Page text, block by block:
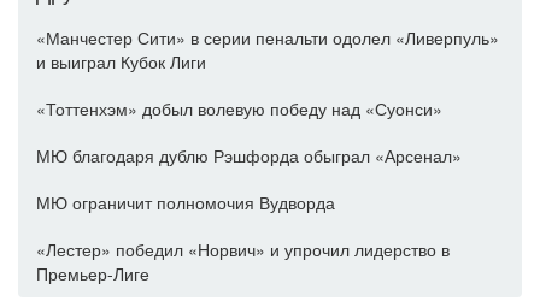
«Манчестер Сити» в серии пенальти одолел «Ливерпуль»
и выиграл Кубок Лиги
«Тоттенхэм» добыл волевую победу над «Суонси»
МЮ благодаря дублю Рэшфорда обыграл «Арсенал»
МЮ ограничит полномочия Вудворда
«Лестер» победил «Норвич» и упрочил лидерство в
Премьер-Лиге